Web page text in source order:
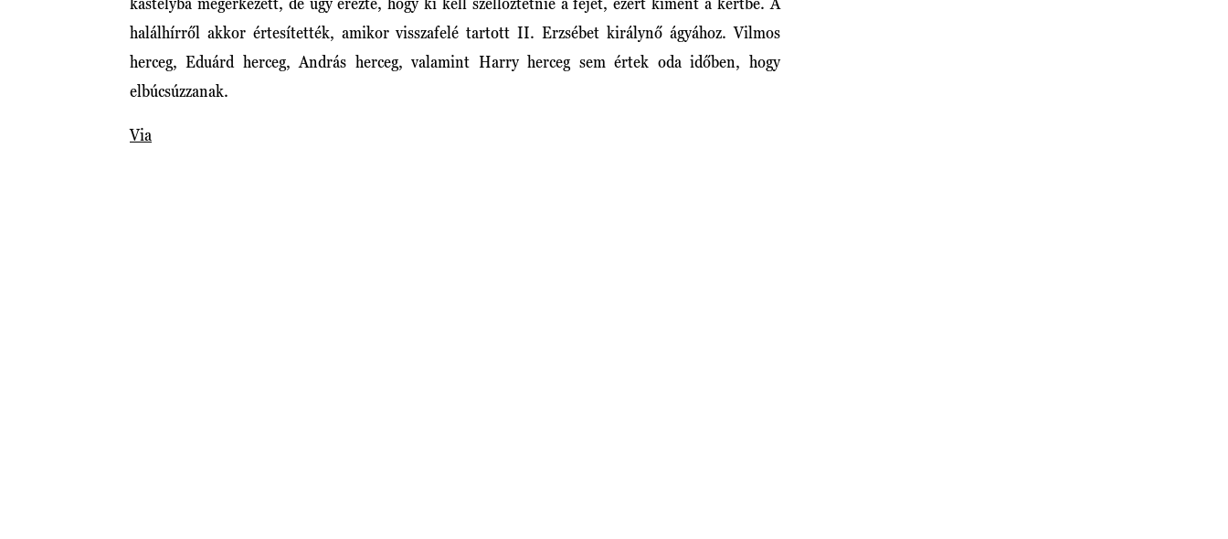
halálhírről akkor értesítették, amikor visszafelé tartott II. Erzsébet királynő ágyához. Vilmos
herceg, Eduárd herceg, András herceg, valamint Harry herceg sem értek oda időben, hogy
elbúcsúzzanak.
Via